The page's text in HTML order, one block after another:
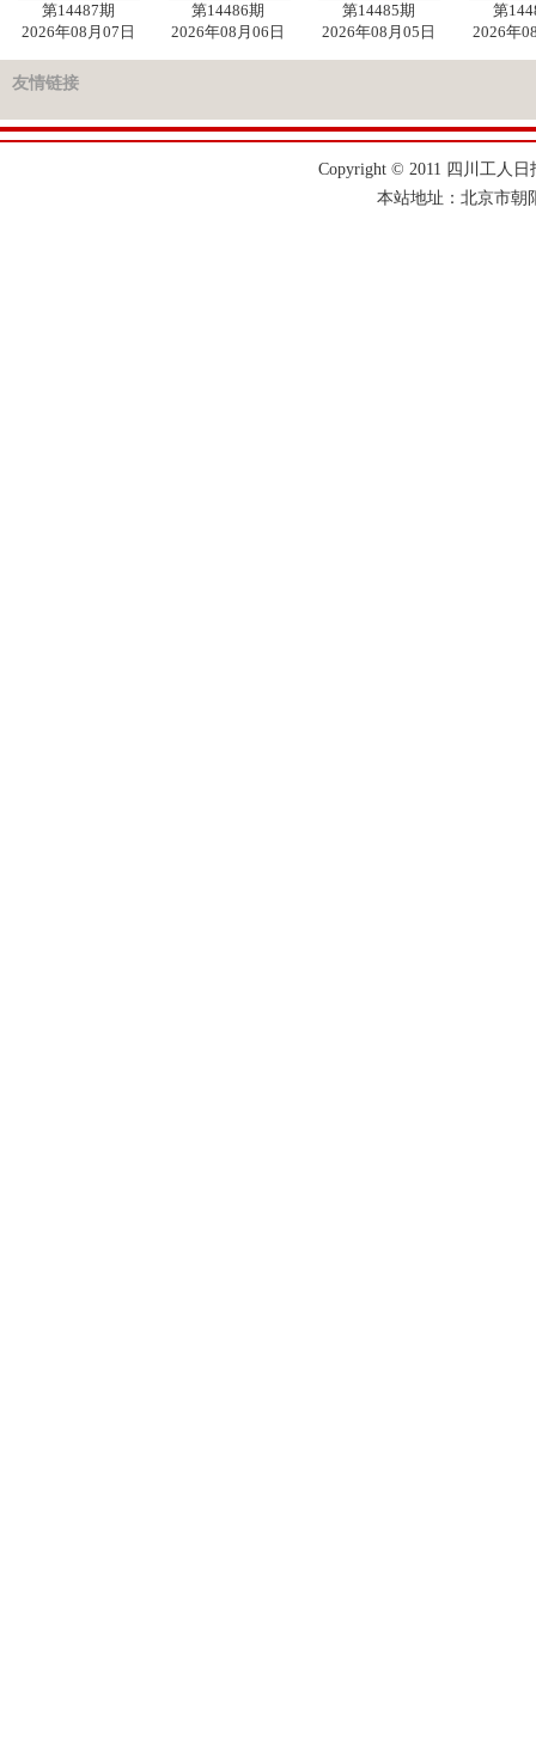
第14487期
2026年08月07日
第14486期
2026年08月06日
第14485期
2026年08月05日
第
2026年
友情链接
Copyright © 2011 四川工人
本站地址：北京市